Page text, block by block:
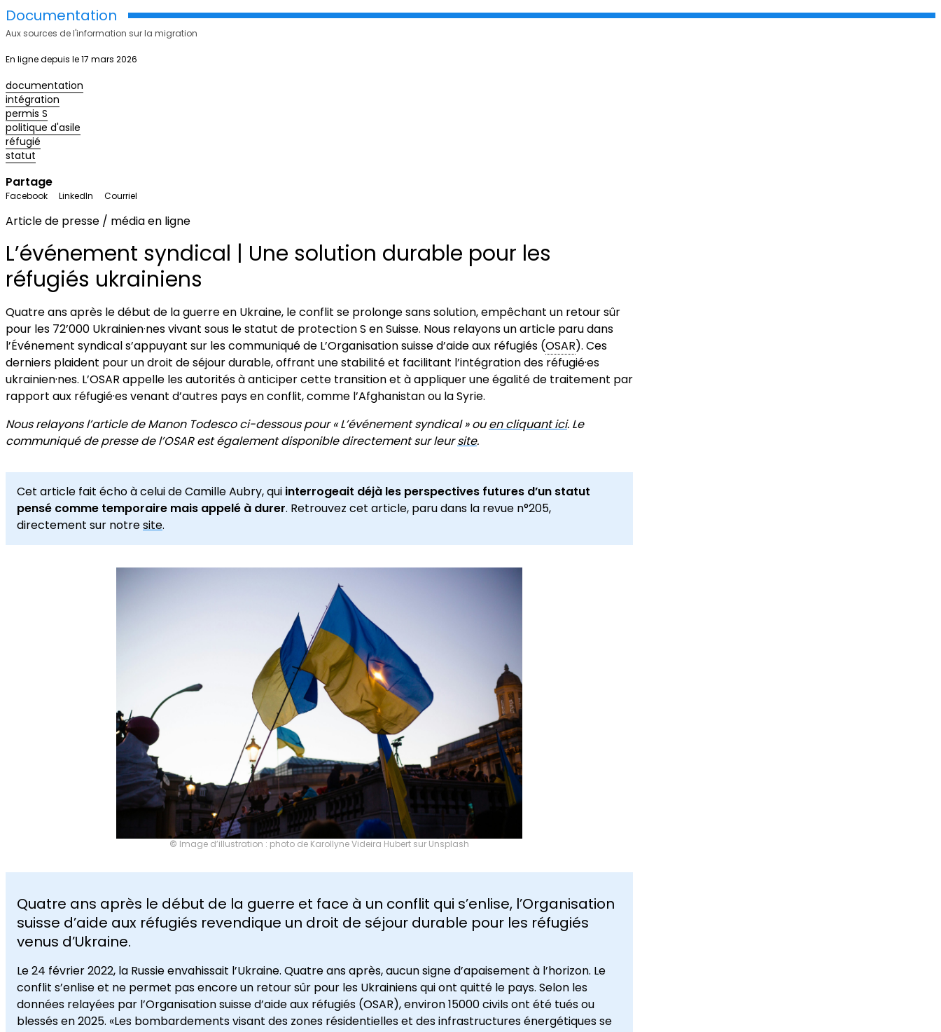
Documentation
Aux sources de l'information sur la migration
En ligne depuis le 17 mars 2026
documentation
intégration
permis S
politique d'asile
réfugié
statut
Partage
Facebook LinkedIn Courriel
Article de presse / média en ligne
L’événement syndical | Une solution durable pour les
réfugiés ukrainiens
Quatre ans après le début de la guerre en Ukraine, le conflit se prolonge sans solution, empêchant un retour sûr
pour les 72’000 Ukrainien·nes vivant sous le statut de protection S en Suisse. Nous relayons un article paru dans
l’Événement syndical s’appuyant sur les communiqué de L’Organisation suisse d’aide aux réfugiés (OSAR). Ces
derniers plaident pour un droit de séjour durable, offrant une stabilité et facilitant l’intégration des réfugié·es
ukrainien·nes. L’OSAR appelle les autorités à anticiper cette transition et à appliquer une égalité de traitement par
rapport aux réfugié·es venant d’autres pays en conflit, comme l’Afghanistan ou la Syrie.
Nous relayons l’article de Manon Todesco ci-dessous pour « L’événement syndical » ouen cliquant ici. Le
communiqué de presse de l’OSAR est également disponible directement sur leursite.
Cet article fait écho à celui de Camille Aubry, qui interrogeait déjà les perspectives futures d’un statut
pensé comme temporaire mais appelé à durer. Retrouvez cet article, paru dans la revue n°205,
directement sur notresite.
© Image d’illustration : photo de Karollyne Videira Hubert sur Unsplash
Quatre ans après le début de la guerre et face à un conflit qui s’enlise, l’Organisation
suisse d’aide aux réfugiés revendique un droit de séjour durable pour les réfugiés
venus d’Ukraine.
Le 24 février 2022, la Russie envahissait l’Ukraine. Quatre ans après, aucun signe d’apaisement à l’horizon. Le
conflit s’enlise et ne permet pas encore un retour sûr pour les Ukrainiens qui ont quitté le pays. Selon les
données relayées par l’Organisation suisse d’aide aux réfugiés (OSAR), environ 15000 civils ont été tués ou
blessés en 2025. «Les bombardements visant des zones résidentielles et des infrastructures énergétiques se